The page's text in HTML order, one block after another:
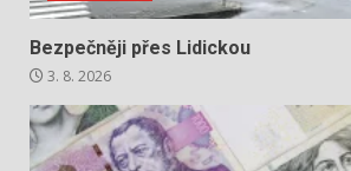
Bezpečněji přes Lidickou
3. 8. 2026